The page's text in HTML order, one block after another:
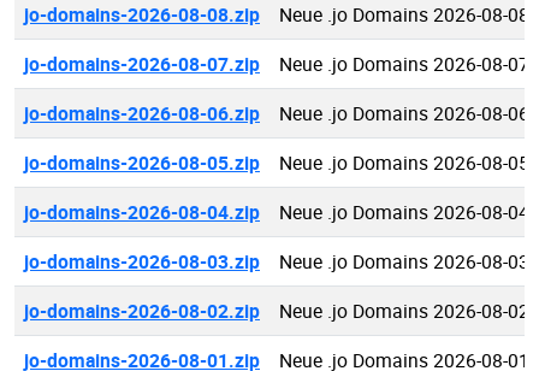
jo-domains-2026-08-08.zip
Neue .jo Domains 2026-08-08
jo-domains-2026-08-07.zip
Neue .jo Domains 2026-08-07
jo-domains-2026-08-06.zip
Neue .jo Domains 2026-08-06
jo-domains-2026-08-05.zip
Neue .jo Domains 2026-08-05
jo-domains-2026-08-04.zip
Neue .jo Domains 2026-08-04
jo-domains-2026-08-03.zip
Neue .jo Domains 2026-08-03
jo-domains-2026-08-02.zip
Neue .jo Domains 2026-08-02
jo-domains-2026-08-01.zip
Neue .jo Domains 2026-08-01